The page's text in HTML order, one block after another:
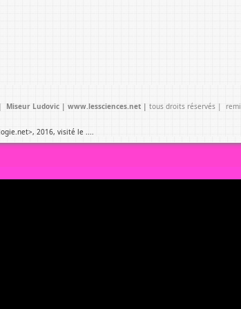
Miseur Ludovic | www.lessciences.net | tous droits réservés |
2016, visité le ....